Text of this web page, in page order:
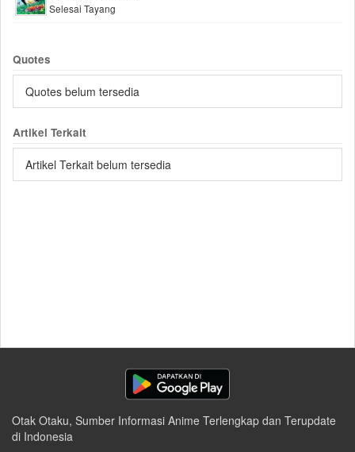
Selesai Tayang
Quotes
Quotes belum tersedia
Artikel Terkait
Artikel Terkait belum tersedia
Otak Otaku, Sumber Informasi Anime Terlengkap dan Terupdate
di Indonesia